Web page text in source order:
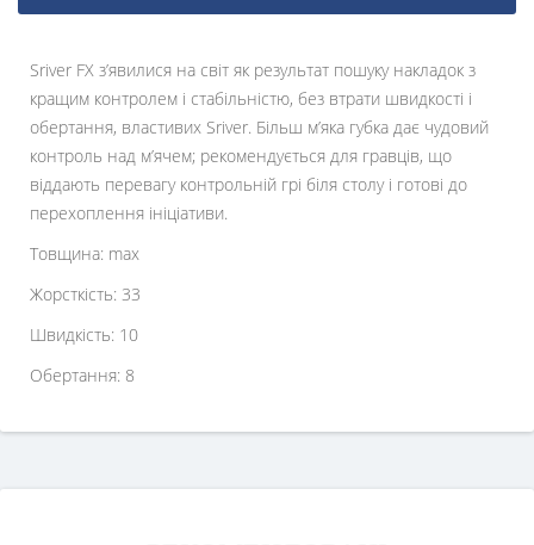
Sriver FX з’явилися на світ як результат пошуку накладок з
кращим контролем і стабільністю, без втрати швидкості і
обертання, властивих Sriver. Більш м’яка губка дає чудовий
контроль над м’ячем; рекомендується для гравців, що
віддають перевагу контрольній грі біля столу і готові до
перехоплення ініціативи.
Товщина: max
Жорсткість: 33
Швидкість: 10
Обертання: 8